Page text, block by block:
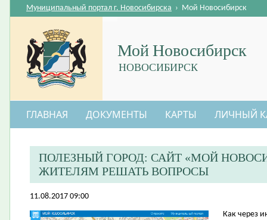
Мой Новосибирск
НОВОСИБИРСК
Муниципальный портал г. Новосибирска › Мой Новосибирск
ГЛАВНАЯ ДОКУМЕНТЫ КАРТЫ ЛИЧНЫЙ
ПОЛЕЗНЫЙ ГОРОД: САЙТ «МОЙ
ЖИТЕЛЯМ РЕШАТЬ ВОПРОСЫ
11.08.2017 09:00
​Как через